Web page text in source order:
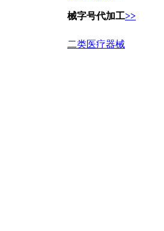
械字号代加工>>
二类医疗器械